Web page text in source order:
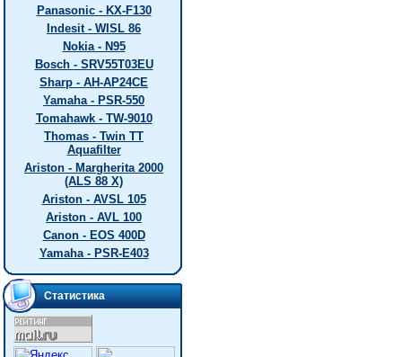
Panasonic - KX-F130
Indesit - WISL 86
Nokia - N95
Bosch - SRV55T03EU
Sharp - AH-AP24CE
Yamaha - PSR-550
Tomahawk - TW-9010
Thomas - Twin TT
Aquafilter
Ariston - Margherita 2000
(ALS 88 X)
Ariston - AVSL 105
Ariston - AVL 100
Canon - EOS 400D
Yamaha - PSR-E403
Статистика